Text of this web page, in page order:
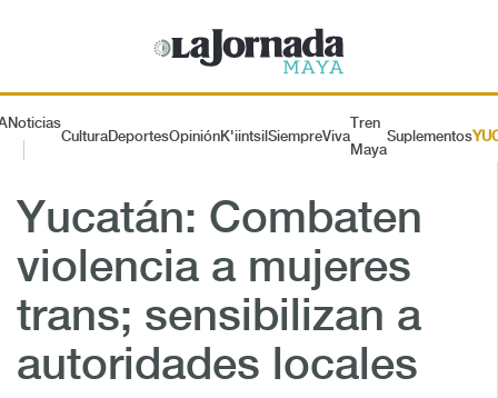
Noticias
CulturaDeportesOpiniónK'iintsil SiempreViva
Tren
Maya
Suplementos
Yucatán: Combaten
violencia a mujeres
trans; sensibilizan a
autoridades locales